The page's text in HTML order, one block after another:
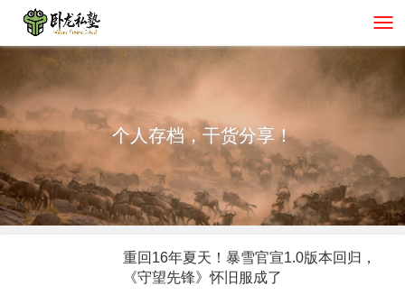
个人存档，干货分享！
重回16年夏天！暴雪官宣1.0版本回归，
《守望先锋》怀旧服成了